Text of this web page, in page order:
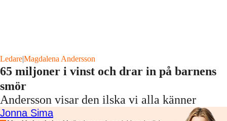
Ledare|Magdalena Andersson
65 miljoner i vinst och drar in på barnens
smör
Andersson visar den ilska vi alla känner
Jonna Sima